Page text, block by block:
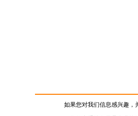
如果您对我们信息感兴趣，